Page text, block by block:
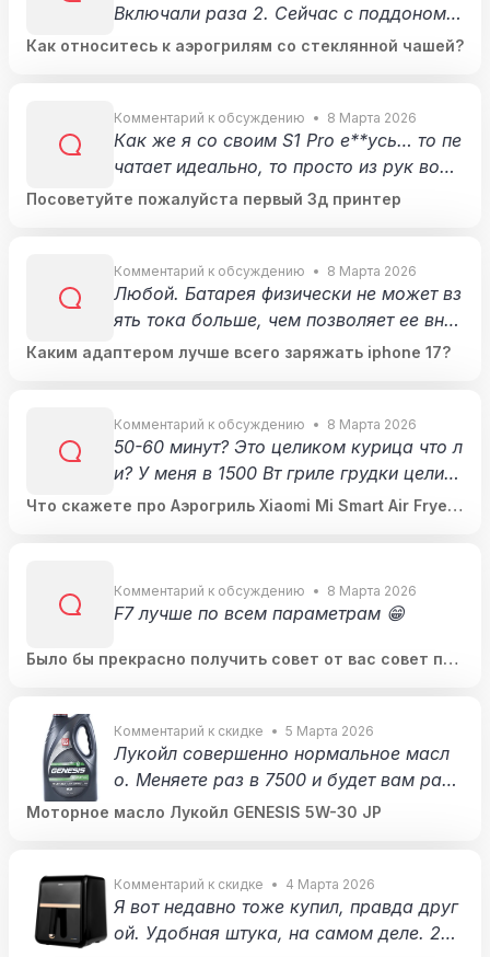
Включали раза 2. Сейчас с поддоном,
используем каждый день. Выводы дела
Как относитесь к аэрогрилям со стеклянной чашей?
Комментарий к обсуждению 8 Марта 2026
Как же я со своим S1 Pro е**усь… то пе
чатает идеально, то просто из рук вон
плохо. Уже два раза разбирал до винти
Посоветуйте пожалуйста первый 3д принтер
Комментарий к обсуждению 8 Марта 2026
Любой. Батарея физически не может вз
ять тока больше, чем позволяет ее внут
реннее сопротивление. Так что если бат
на возьмет 20 Вт. Рассказы про «быстр
ая зарядка убивает батарею» почти на
состоятельны. Да, так больше тепла вы
деляется, но «горячий телефон для рук
Каким адаптером лучше всего заряжать iphone 17?
Комментарий к обсуждению 8 Марта 2026
50-60 минут? Это целиком курица что л
и? У меня в 1500 Вт гриле грудки целик
ом 25 минут на 200 градусах, бедра / к
Что скажете про Аэрогриль Xiaomi Mi Smart Air Fryer
Комментарий к обсуждению 8 Марта 2026
F7 лучше по всем параметрам 😁
Было бы прекрасно получить совет от вас совет по
Комментарий к скидке 5 Марта 2026
Лукойл совершенно нормальное масл
о. Меняете раз в 7500 и будет вам радо
сть. Другое же дело, что его подделыв
Моторное масло Лукойл GENESIS 5W-30 JP
Комментарий к скидке 4 Марта 2026
Я вот недавно тоже купил, правда друг
ой. Удобная штука, на самом деле. 20